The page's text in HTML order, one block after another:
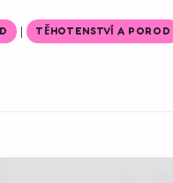
| TĚHOTENSTVÍ A POROD